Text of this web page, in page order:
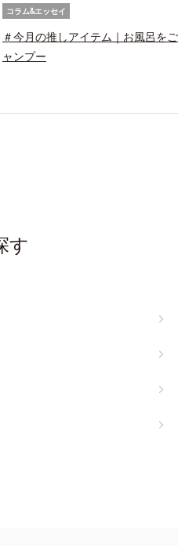
コラム&エッセイ
＃今月の推しアイテム｜お風呂を
ャンプー
す